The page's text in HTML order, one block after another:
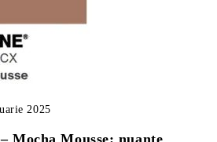
Mocha Mousse: nuanțe
2025